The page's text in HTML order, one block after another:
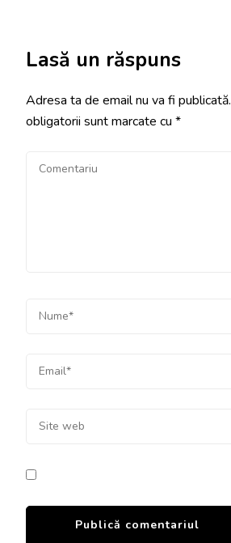
Lasă un răspuns
Adresa ta de email nu va fi publicată.
obligatorii sunt marcate cu *